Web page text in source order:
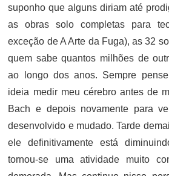
suponho que alguns diriam até
as obras solo completas para
exceção de A Arte da Fuga), as 32
quem sabe quantos milhões de
ao longo dos anos. Sempre
ideia medir meu cérebro antes de
Bach e depois novamente para
desenvolvido e mudado. Tarde
ele definitivamente está
tornou-se uma atividade muito